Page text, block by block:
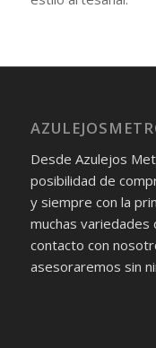
Desde Azulejos
posibilidad de
y siempre con la
muchas
contacto con
asesoraremos sin